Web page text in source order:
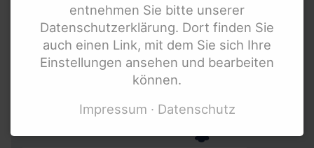
Schlag-Worte
Schlagworte überspringen
entnehmen Sie bitte unserer
Datenschutzerklärung. Dort finden Sie
auch einen Link, mit dem Sie sich Ihre
Einstellungen ansehen und bearbeiten
können.
Impressum
Datenschutz